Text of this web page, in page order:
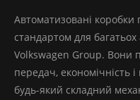
Автоматизовані
стандартом для
Volkswagen Group. Вони
передач, економічність
будь-який складний